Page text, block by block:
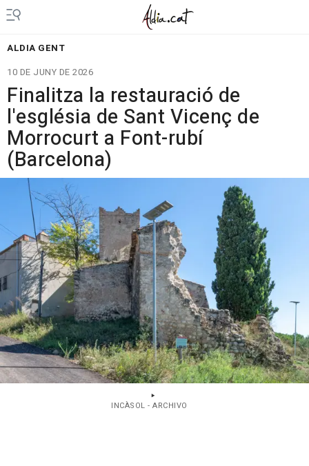
ALDIA GENT
10 DE JUNY DE 2026
Finalitza la restauració de
l'església de Sant Vicenç de
Morrocurt a Font-rubí
(Barcelona)
INCÀSOL - ARCHIVO